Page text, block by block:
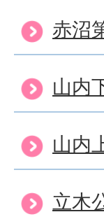
赤沼
山内
山内
立木